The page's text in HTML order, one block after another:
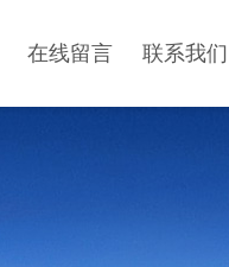
在线留言 联系我们